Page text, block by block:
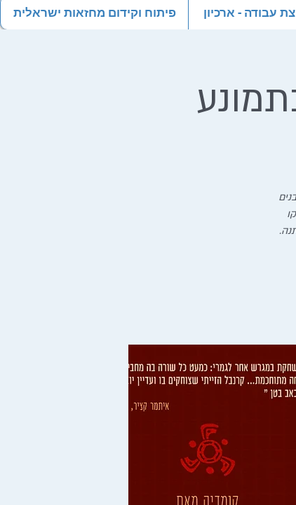
עבודה - ארכיון פיתוח וקידום מחזאות ישראלית